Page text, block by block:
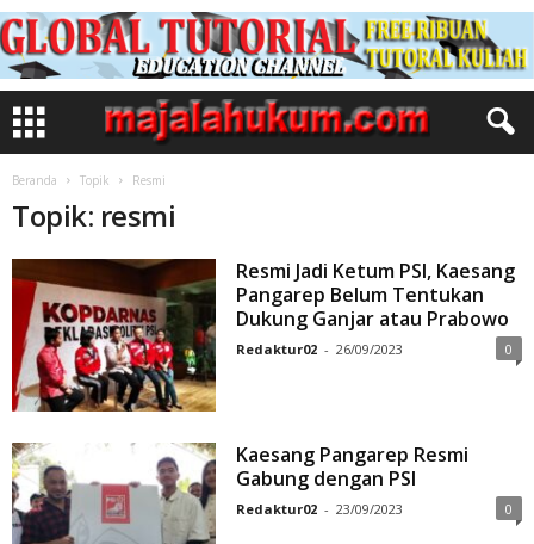
Beranda Topik Resmi
Topik: resmi
Resmi Jadi Ketum PSI, Kaesang
Pangarep Belum Tentukan
Dukung Ganjar atau Prabowo
Redaktur02 - 26/09/2023 0
Kaesang Pangarep Resmi
Gabung dengan PSI
Redaktur02 - 23/09/2023 0